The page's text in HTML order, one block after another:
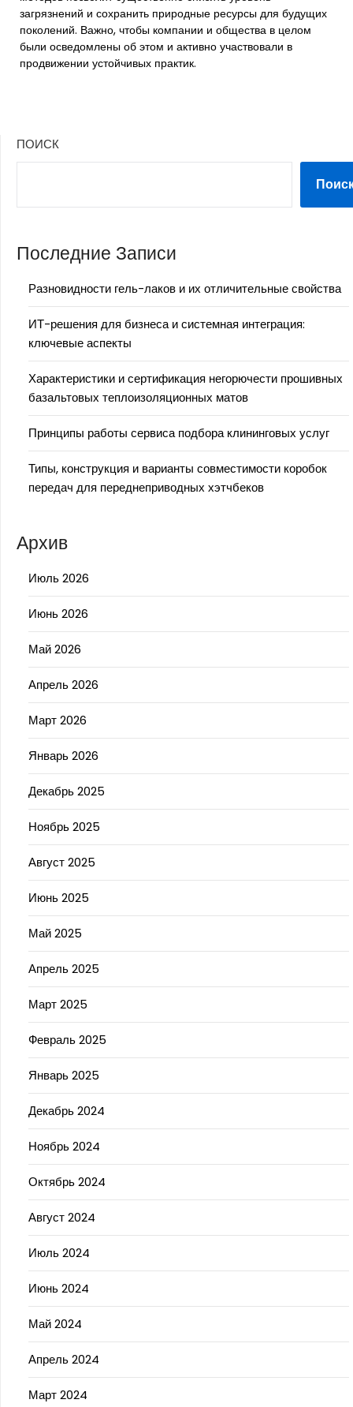
загрязнений и сохранить природные ресурсы для будущих
поколений. Важно, чтобы компании и общества в целом
были осведомлены об этом и активно участвовали в
продвижении устойчивых практик.
ПОИСК
Последние Записи
Разновидности гель-лаков и их отличительные свойства
ИТ-решения для бизнеса и системная интеграция:
ключевые аспекты
Характеристики и сертификация негорючести прошивных
базальтовых теплоизоляционных матов
Принципы работы сервиса подбора клининговых услуг
Типы, конструкция и варианты совместимости коробок
передач для переднеприводных хэтчбеков
Архив
Июль 2026
Июнь 2026
Май 2026
Апрель 2026
Март 2026
Январь 2026
Декабрь 2025
Ноябрь 2025
Август 2025
Июнь 2025
Май 2025
Апрель 2025
Март 2025
Февраль 2025
Январь 2025
Декабрь 2024
Ноябрь 2024
Октябрь 2024
Август 2024
Июль 2024
Июнь 2024
Май 2024
Апрель 2024
Март 2024